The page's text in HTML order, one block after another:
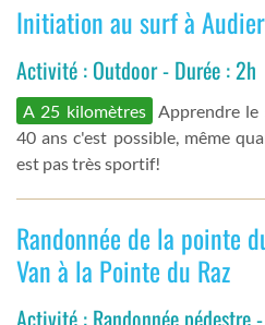
Initiation au surf à
Activité : Outdoor - Durée : 2h
A 25 kilomètres Apprendre le
40 ans c'est possible, même
est pas très sportif!
Randonnée de la pointe
Van à la Pointe du Raz